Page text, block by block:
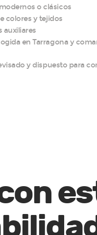
o clásicos
colores y tejidos
auxiliares
en Tarragona y
y dispuesto para